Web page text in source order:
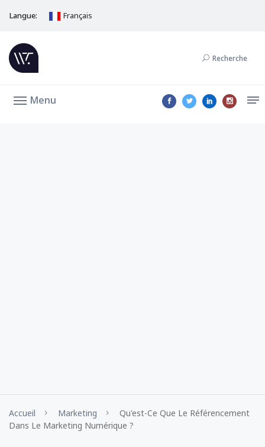
Langue: Français
Recherche
Menu
Accueil Marketing
Qu'est-Ce Que Le Référencement
Dans Le Marketing Numérique ?